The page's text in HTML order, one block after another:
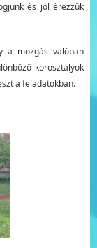
és jól érezzük
a mozgás valóban
korosztályok
a feladatokban.